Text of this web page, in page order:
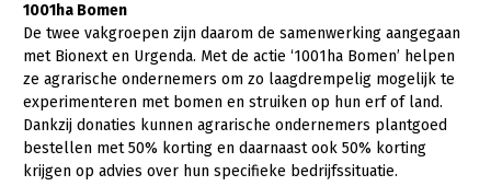
Kalverhouderij
Konijnenhouderij
Melkveehouderij
Paardenhouderij
Biologische Landbouw
Bollenteelt
Bomen, vaste planten en zomerbloemen
Fruitteelt
Multifunctioneel
Vrouw en Bedrijf
Onderwerpen
Nieuws
Nieuwsabonnement
Webinars
1001ha Bomen
De twee vakgroepen zijn daarom de samenwerking aangegaan
met Bionext en Urgenda. Met de actie ‘1001ha Bomen’ helpen
ze agrarische ondernemers om zo laagdrempelig mogelijk te
experimenteren met bomen en struiken op hun erf of land.
Dankzij donaties kunnen agrarische ondernemers plantgoed
bestellen met 50% korting en daarnaast ook 50% korting
krijgen op advies over hun specifieke bedrijfssituatie.